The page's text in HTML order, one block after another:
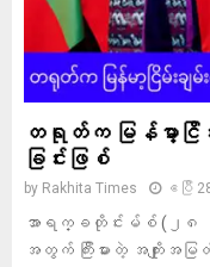
တရုတ်က မြန်မာ့ငြိမ်း
ခြင်းဖြစ်
by Rakhita Times ဧပြီ
အာရက္ခတိုင်းမ်စ် (၂
အတွက် ကြီးမားတဲ့ အကျိုး